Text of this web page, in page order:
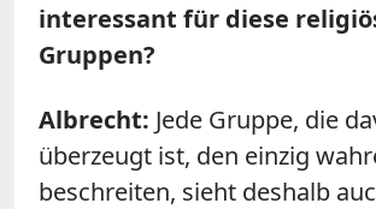
interessant für diese
Gruppen?
Albrecht: Jede Gruppe, die
überzeugt ist, den einzig
beschreiten, sieht deshalb